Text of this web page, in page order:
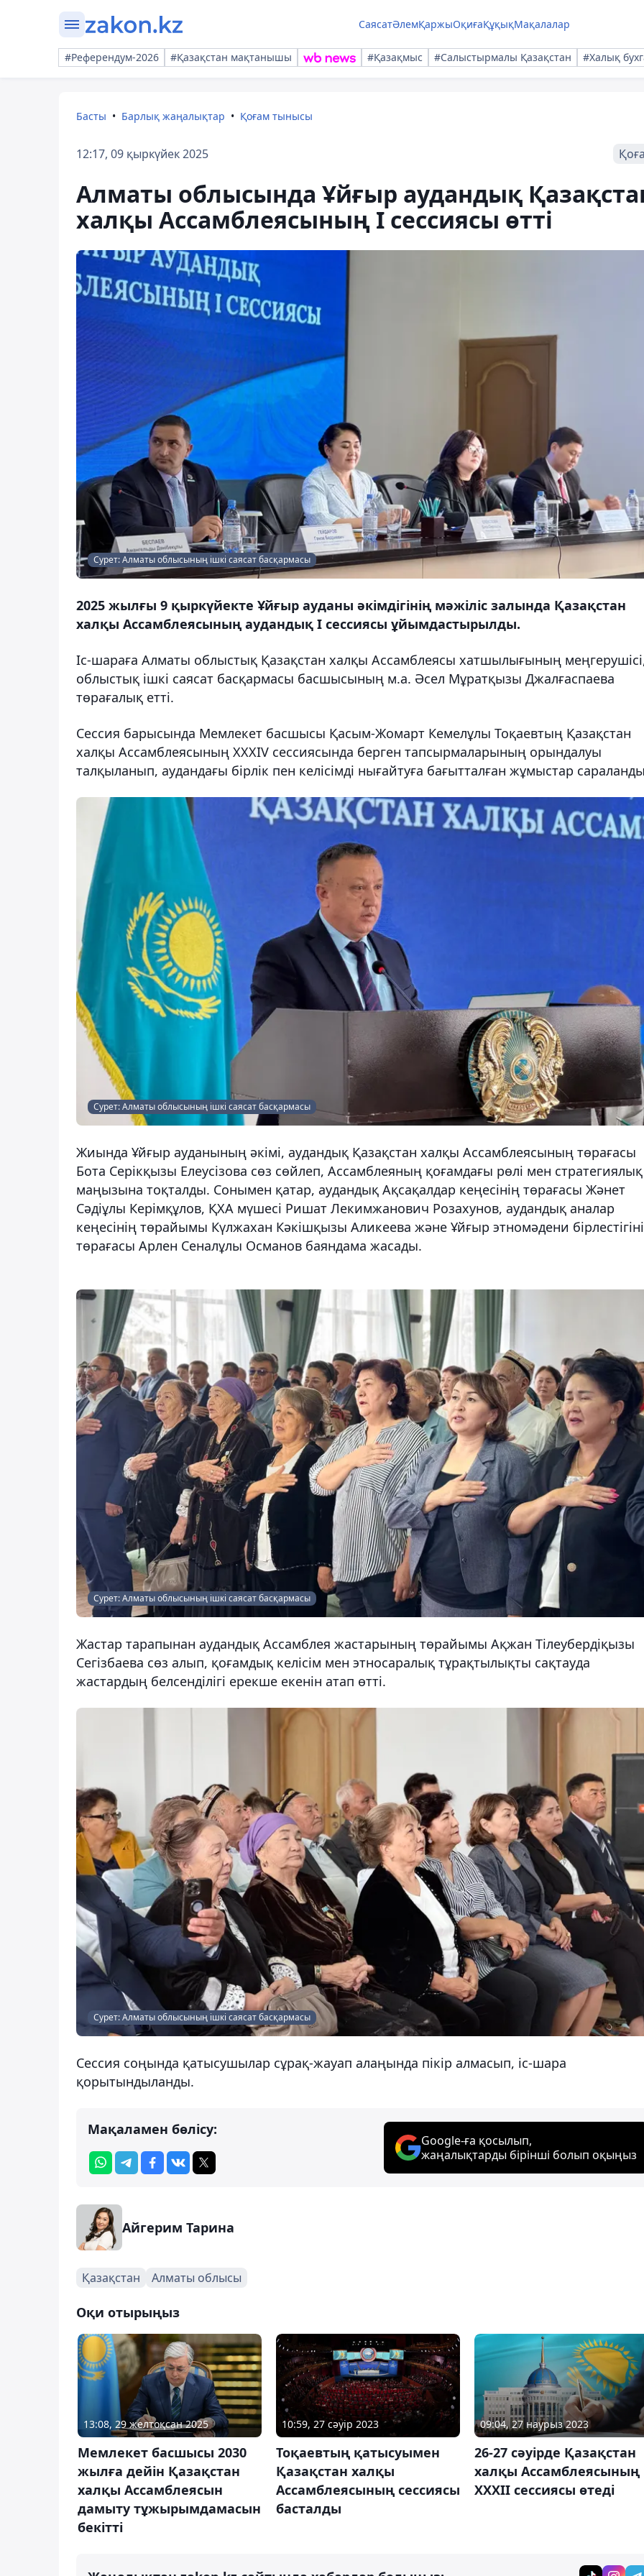
СаясатӘлемҚаржыОқиғаҚұқықМақалалар
#Референдум-2026 #Қазақстан мақтанышы #Қазақмыс #Салыстырмалы Қазақстан #Халық
Басты Барлық жаңалықтар Қоғам тынысы
12:17, 09 қыркүйек 2025
Алматы облысында Ұйғыр аудандық
халқы Ассамблеясының І сессиясы өтті
Сурет: Алматы облысының ішкі саясат басқармасы
2025 жылғы 9 қыркүйекте Ұйғыр ауданы әкімдігінің мәжіліс залында Қазақстан
халқы Ассамблеясының аудандық І сессиясы ұйымдастырылды.
Іс-шараға Алматы облыстық Қазақстан халқы Ассамблеясы хатшылығының
облыстық ішкі саясат басқармасы басшысының м.а. Әсел Мұратқызы Джалғаспаева
төрағалық етті.
Сессия барысында Мемлекет басшысы Қасым-Жомарт Кемелұлы Тоқаевтың Қазақстан
халқы Ассамблеясының ХХХІV сессиясында берген тапсырмаларының орындалуы
талқыланып, аудандағы бірлік пен келісімді нығайтуға бағытталған жұмыстар
Сурет: Алматы облысының ішкі саясат басқармасы
Жиында Ұйғыр ауданының әкімі, аудандық Қазақстан халқы Ассамблеясының төрағасы
Бота Серікқызы Елеусізова сөз сөйлеп, Ассамблеяның қоғамдағы рөлі мен стратегиялық
маңызына тоқталды. Сонымен қатар, аудандық Ақсақалдар кеңесінің төрағасы Жәнет
Сәдіұлы Керімқұлов, ҚХА мүшесі Ришат Лекимжанович Розахунов, аудандық аналар
кеңесінің төрайымы Күлжахан Кәкішқызы Аликеева және Ұйғыр этномәдени
төрағасы Арлен Сеналұлы Османов баяндама жасады.
Сурет: Алматы облысының ішкі саясат басқармасы
Жастар тарапынан аудандық Ассамблея жастарының төрайымы Ақжан Тілеубердіқызы
Сегізбаева сөз алып, қоғамдық келісім мен этносаралық тұрақтылықты сақтауда
жастардың белсенділігі ерекше екенін атап өтті.
Сурет: Алматы облысының ішкі саясат басқармасы
Сессия соңында қатысушылар сұрақ-жауап алаңында пікір алмасып, іс-шара
қорытындыланды.
Мақаламен бөлісу:
Google-ға қосылып,
жаңалықтарды бірінші болып оқыңыз
Айгерим Тарина
Қазақстан Алматы облысы
Оқи отырыңыз
13:08, 29 желтоқсан 2025
Мемлекет басшысы 2030
жылға дейін Қазақстан
халқы Ассамблеясын
дамыту тұжырымдамасын
бекітті
10:59, 27 сәуір 2023
Тоқаевтың қатысуымен
Қазақстан халқы
Ассамблеясының сессиясы
басталды
09:04, 27 наурыз 2023
26-27 сәуірде Қазақстан
халқы Ассамблеясының
XXХІI сессиясы өтеді